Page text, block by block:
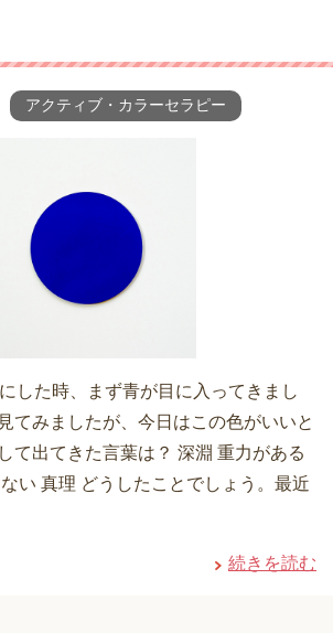
アクティブ・カラーセラピー
した時、まず青が目に入ってきまし
てみましたが、今日はこの色がいいと
て出てきた言葉は？ 深淵 重力がある
い 真理 どうしたことでしょう。最近
続きを読む